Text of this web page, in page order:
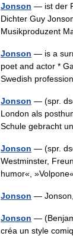
Jonson — ist der
Dichter Guy
Musikproduzent
Jonson — is a
poet and actor *
Swedish
Jonson — (spr.
London als
Schule gebracht
Jonson — (spr.
Westminster,
humor«,
Jonson —
Jonson —
créa un style